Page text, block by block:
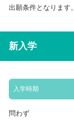
出願条件となります。
新入学
入学時期
問わず